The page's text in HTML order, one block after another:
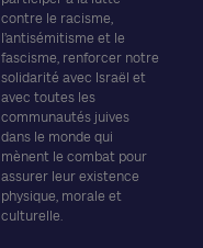
contre le racisme,
l’antisémitisme et le
fascisme, renforcer notre
solidarité avec Israël et
avec toutes les
communautés juives
dans le monde qui
mènent le combat pour
assurer leur existence
physique, morale et
culturelle.